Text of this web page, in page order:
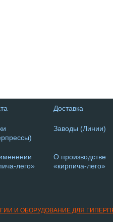
Доставка
Заводы (Линии)
лего»
О производстве
«кирпича-лего»
И ОБОРУДОВАНИЕ ДЛЯ